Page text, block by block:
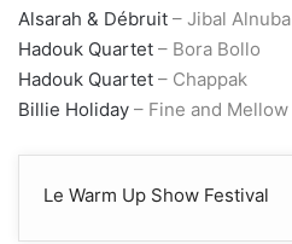
Alsarah & Débruit – Jibal Alnuba
Hadouk Quartet – Bora Bollo
Hadouk Quartet – Chappak
Billie Holiday – Fine and Mellow
Le Warm Up Show Festival